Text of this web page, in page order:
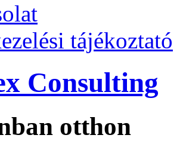
tájékoztató
Consulting
otthon